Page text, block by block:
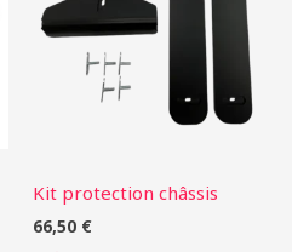
Kit protection châssis
66,50 €